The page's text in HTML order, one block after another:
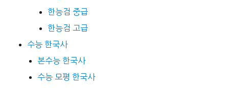
한능검 중급
한능검 고급
수능 한국사
본수능 한국사
수능 모평 한국사